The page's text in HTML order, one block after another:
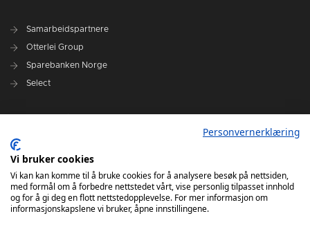
Samarbeidspartnere
Otterlei Group
Sparebanken Norge
Select
Spillerstall
Administrasjon
Styret
Personvernerklæring
Vi bruker cookies
Vi kan kan komme til å bruke cookies for å analysere besøk på nettsiden,
med formål om å forbedre nettstedet vårt, vise personlig tilpasset innhold
og for å gi deg en flott nettstedopplevelse. For mer informasjon om
informasjonskapslene vi bruker, åpne innstillingene.